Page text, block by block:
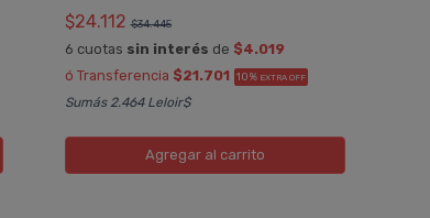
$24.112 $34.445
6 cuotas sin interés de $4.019
ó Transferencia $21.701 10% EXTRA OFF
Sumás 2.464 Leloir$
Agregaral carrito